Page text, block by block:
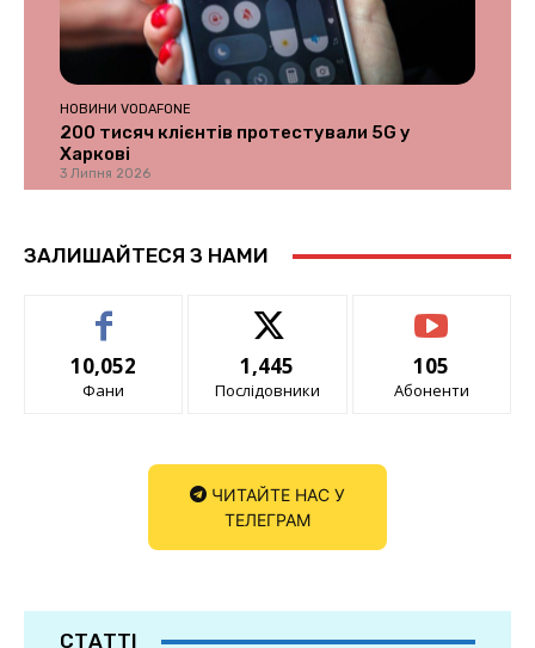
НОВИНИ VODAFONE
200 тисяч клієнтів протестували 5G у
Харкові
3 Липня 2026
ЗАЛИШАЙТЕСЯ З НАМИ
10,052
Фани
1,445
Послідовники
105
Абоненти
ЧИТАЙТЕ НАС У
ТЕЛЕГРАМ
СТАТТІ